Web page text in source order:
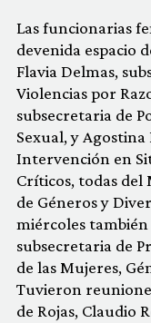
Las funcionarias
devenida espacio
Flavia Delmas,
Violencias por
subsecretaria de
Sexual, y
Intervención en
Críticos, todas del
de Géneros y
miércoles también
subsecretaria de
de las Mujeres,
Tuvieron
de Rojas, Claudio